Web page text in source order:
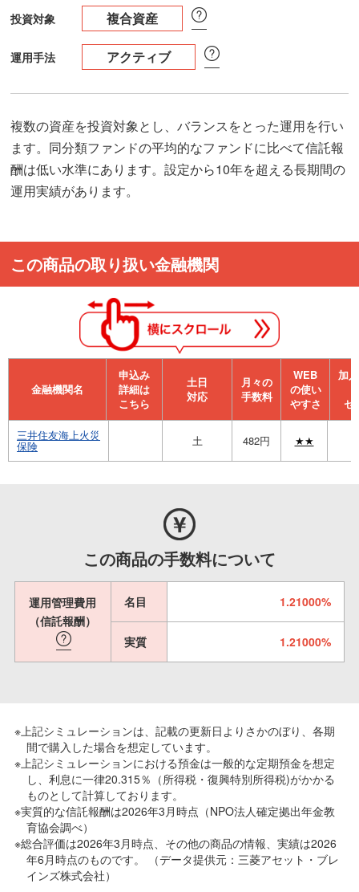
投資対象 複合資産
運用手法 アクティブ
複数の資産を投資対象とし、バランスをとった運用を行い
ます。同分類ファンドの平均的なファンドに比べて信託報
酬は低い水準にあります。設定から10年を超える長期間の
運用実績があります。
この商品の取り扱い金融機関
金融機関名
申込み
詳細は
こちら
⼟⽇
対応
月々の
手数料
WEB
の使い
やすさ
加
セ
三井住友海上火災
保険 土 482円 ★★
この商品の手数料について
運用管理費用
（信託報酬）
名目 1.21000%
実質 1.21000%
※上記シミュレーションは、記載の更新日よりさかのぼり、各期
間で購入した場合を想定しています。
※上記シミュレーションにおける預金は一般的な定期預金を想定
し、利息に一律20.315％（所得税・復興特別所得税)がかかる
ものとして計算しております。
※実質的な信託報酬は2026年3月時点（NPO法人確定拠出年金教
育協会調べ）
※総合評価は2026年3月時点、その他の商品の情報、実績は2026
年6月時点のものです。 （データ提供元：三菱アセット・ブレ
インズ株式会社）